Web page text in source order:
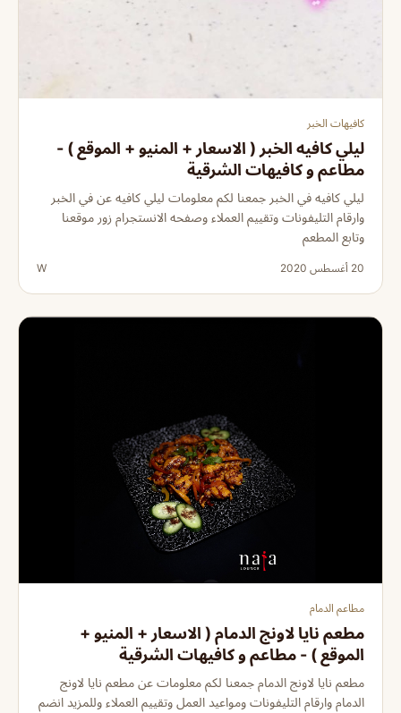
كافيهات الخبر
ليلي كافيه الخبر ( الاسعار + المنيو + الموقع ) -
مطاعم و كافيهات الشرقية
ليلي كافيه في الخبر جمعنا لكم معلومات ليلي كافيه عن في الخبر
وارقام التليفونات وتقييم العملاء وصفحه الانستجرام زور موقعنا
وتابع المطعم
20 أغسطس 2020 W
مطاعم الدمام
مطعم نايا لاونج الدمام ( الاسعار + المنيو +
الموقع ) - مطاعم و كافيهات الشرقية
مطعم نايا لاونج الدمام جمعنا لكم معلومات عن مطعم نايا لاونج
الدمام وارقام التليفونات ومواعيد العمل وتقييم العملاء وللمزيد انضم